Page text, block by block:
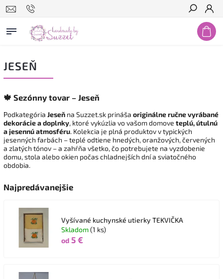
Hľadať
JESEŇ
🍁 Sezónny tovar – Jeseň
Podkategória Jeseň na Suzzet.sk prináša originálne ručne vyrábané
dekorácie a doplnky, ktoré vykúzlia vo vašom domove teplú, útulnú
a jesennú atmosféru. Kolekcia je plná produktov v typických
jesenných farbách – teplé odtiene hnedých, oranžových, červených
a zlatých tónov – a zahŕňa všetko, čo potrebujete na vyzdobenie
domu, stola alebo okien počas chladnejších dní a sviatočného
obdobia.
Najpredávanejšie
Vyšívané kuchynské utierky TEKVIČKA
Skladom(1 ks)
od 5 €